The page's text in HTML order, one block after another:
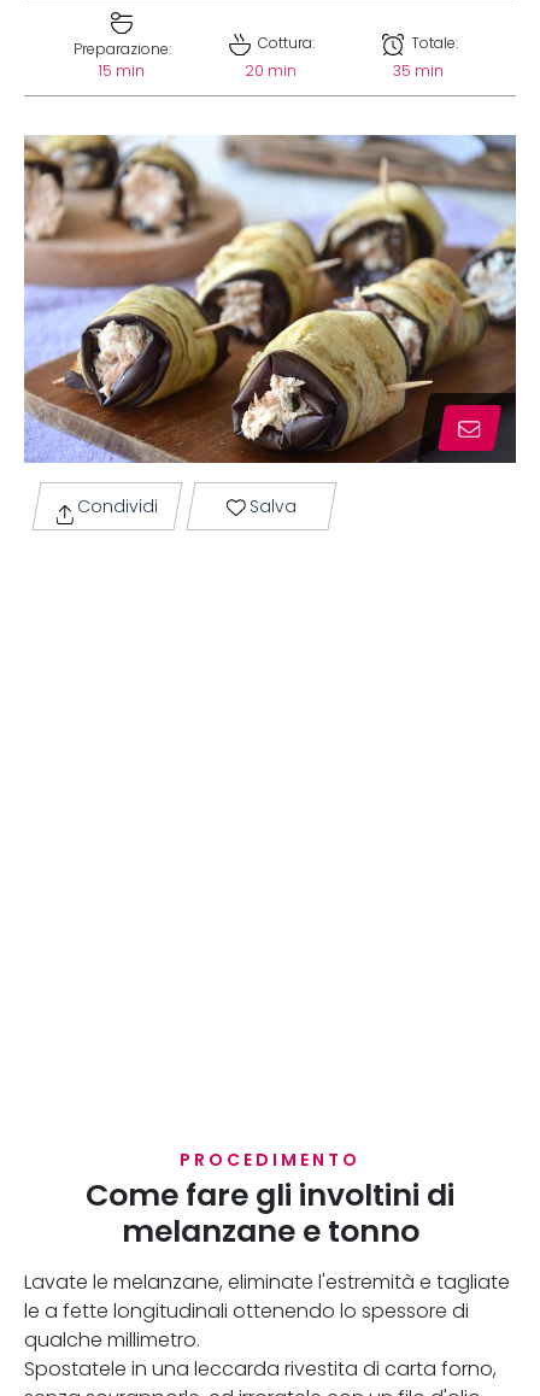
Preparazione:
15 min
Cottura:
20 min
Totale:
35 min
Condividi Salva
PROCEDIMENTO
Come fare gli involtini di
melanzane e tonno
Lavate le melanzane, eliminate l'estremità e tagliate
le a fette longitudinali ottenendo lo spessore di
qualche millimetro.
Spostatele in una leccarda rivestita di carta forno,